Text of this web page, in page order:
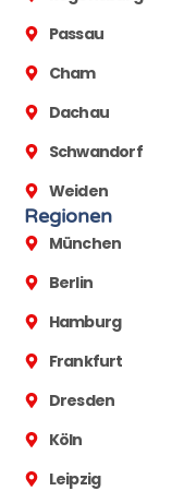
Passau
Cham
Dachau
Schwandorf
Weiden
Regionen
München
Berlin
Hamburg
Frankfurt
Dresden
Köln
Leipzig